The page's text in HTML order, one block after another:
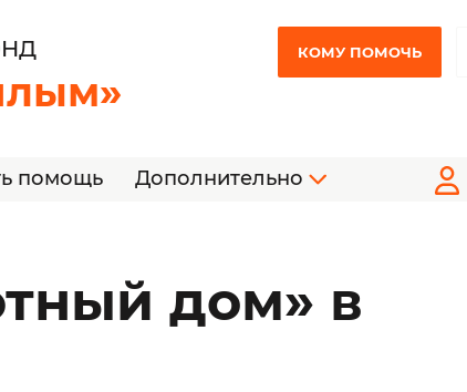
КОМУ ПОМОЧЬ
помощь Дополнительно
дом» в